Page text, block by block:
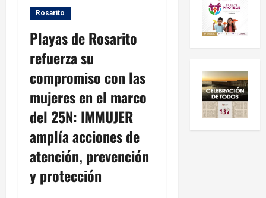
Rosarito
Playas de Rosarito
refuerza su
compromiso con las
mujeres en el marco
del 25N: IMMUJER
amplía acciones de
atención, prevención
y protección